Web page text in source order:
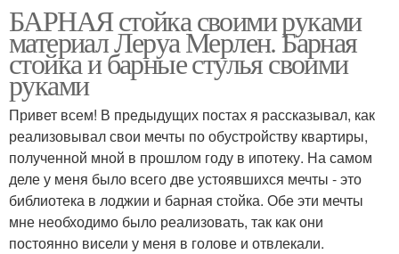
БАРНАЯ стойка своими руками
материал Леруа Мерлен. Барная
стойка и барные стулья своими
руками
Привет всем! В предыдущих постах я рассказывал, как
реализовывал свои мечты по обустройству квартиры,
полученной мной в прошлом году в ипотеку. На самом
деле у меня было всего две устоявшихся мечты - это
библиотека в лоджии и барная стойка. Обе эти мечты
мне необходимо было реализовать, так как они
постоянно висели у меня в голове и отвлекали.